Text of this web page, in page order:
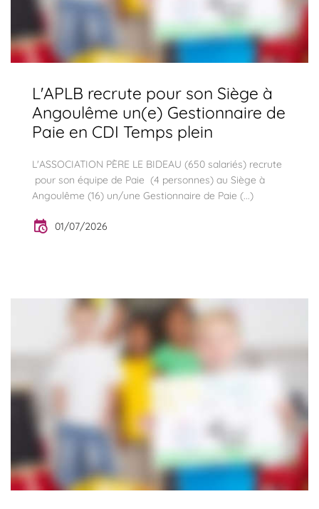
L'APLB recrute pour son Siège à
Angoulême un(e) Gestionnaire de
Paie en CDI Temps plein
L'ASSOCIATION PÈRE LE BIDEAU (650 salariés) recrute
pour son équipe de Paie (4 personnes) au Siège à
Angoulême (16) un/une Gestionnaire de Paie (...)
01/07/2026